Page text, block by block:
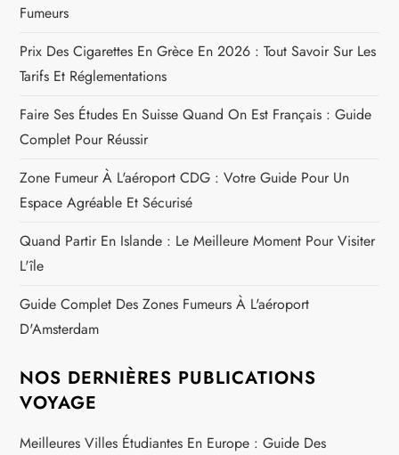
Fumeurs
Prix Des Cigarettes En Grèce En 2026 : Tout Savoir Sur Les
Tarifs Et Réglementations
Faire Ses Études En Suisse Quand On Est Français : Guide
Complet Pour Réussir
Zone Fumeur À L'aéroport CDG : Votre Guide Pour Un
Espace Agréable Et Sécurisé
Quand Partir En Islande : Le Meilleure Moment Pour Visiter
L'île
Guide Complet Des Zones Fumeurs À L'aéroport
D'Amsterdam
NOS DERNIÈRES PUBLICATIONS
VOYAGE
Meilleures Villes Étudiantes En Europe : Guide Des